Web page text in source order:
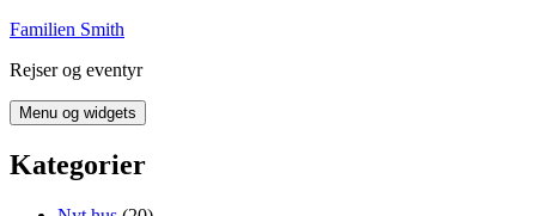
Hop
indhold
Familien Smith
Rejser og eventyr
Menu og widgets
Kategorier